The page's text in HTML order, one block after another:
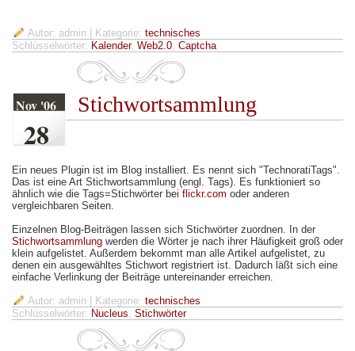
Autor: admin | Kategorie: technisches
Schlüsselwörter: Kalender, Web2.0, Captcha
Nov '06
28
Stichwortsammlung
Ein neues Plugin ist im Blog installiert. Es nennt sich "TechnoratiTags".
Das ist eine Art Stichwortsammlung (engl. Tags). Es funktioniert so
ähnlich wie die Tags=Stichwörter bei flickr.com oder anderen
vergleichbaren Seiten.
Einzelnen Blog-Beiträgen lassen sich Stichwörter zuordnen. In der
Stichwortsammlung werden die Wörter je nach ihrer Häufigkeit groß oder
klein aufgelistet. Außerdem bekommt man alle Artikel aufgelistet, zu
denen ein ausgewähltes Stichwort registriert ist. Dadurch läßt sich eine
einfache Verlinkung der Beiträge untereinander erreichen.
Autor: admin | Kategorie: technisches
Schlüsselwörter: Nucleus, Stichwörter